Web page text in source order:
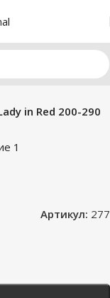
in Red 200-290
Артикул: 277